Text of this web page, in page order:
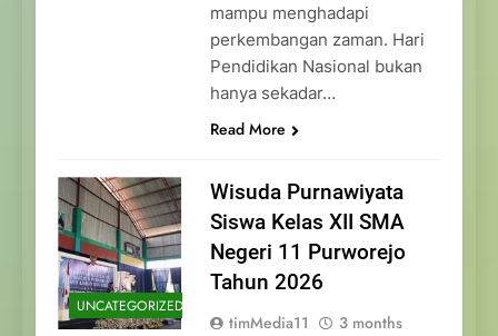
mampu menghadapi
perkembangan zaman. Hari
Pendidikan Nasional bukan
hanya sekadar…
Read More
UNCATEGORIZED
Wisuda Purnawiyata
Siswa Kelas XII SMA
Negeri 11 Purworejo
Tahun 2026
timMedia11
3 months